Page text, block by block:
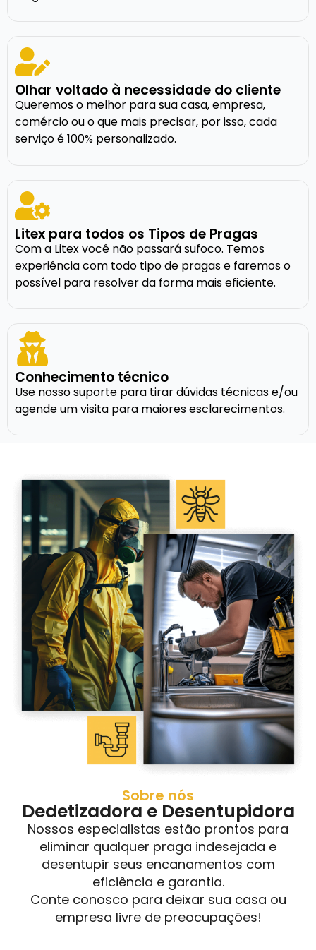
Olhar voltado à necessidade do cliente
Queremos o melhor para sua casa, empresa,
comércio ou o que mais precisar, por isso, cada
serviço é 100% personalizado.
Litex para todos os Tipos de Pragas
Com a Litex você não passará sufoco. Temos
experiência com todo tipo de pragas e faremos o
possível para resolver da forma mais eficiente.
Conhecimento técnico
Use nosso suporte para tirar dúvidas técnicas e/ou
agende um visita para maiores esclarecimentos.
Sobre nós
Dedetizadora e Desentupidora
Nossos especialistas estão prontos para
eliminar qualquer praga indesejada e
desentupir seus encanamentos com
eficiência e garantia.
Conte conosco para deixar sua casa ou
empresa livre de preocupações!